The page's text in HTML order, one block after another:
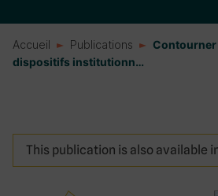
Accueil Publications
Contourner
dispositifs institutionn…
This publication is also available